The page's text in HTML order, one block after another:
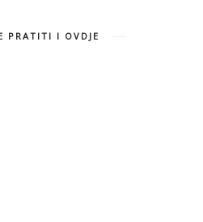
PRATITI I OVDJE